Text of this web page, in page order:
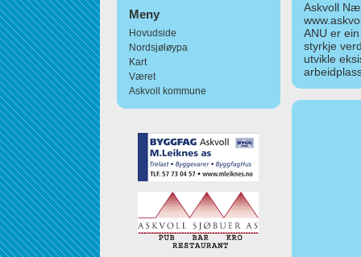
Meny
Hovudside
Nordsjøløypa
Kart
Været
Askvoll kommune
Askvoll
ANU er
styrkje
utvikle